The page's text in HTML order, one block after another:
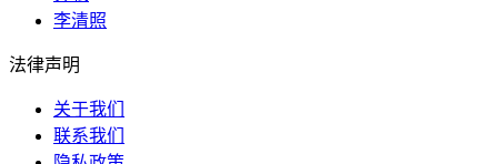
李清照
法律声明
关于我们
联系我们